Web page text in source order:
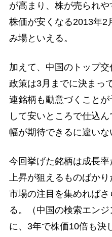
が高まり、株が売られや
株価が安くなる2013年2
み場といえる。
加えて、中国のトップ
政策は3月までに決まっ
連銘柄も動意づくこと
して安いところで仕込
幅が期待できるに違いな
今回挙げた銘柄は成長
上昇が狙えるものばか
市場の注目を集めれば
る。（中国の検索エン
に、3年で株価10倍も決